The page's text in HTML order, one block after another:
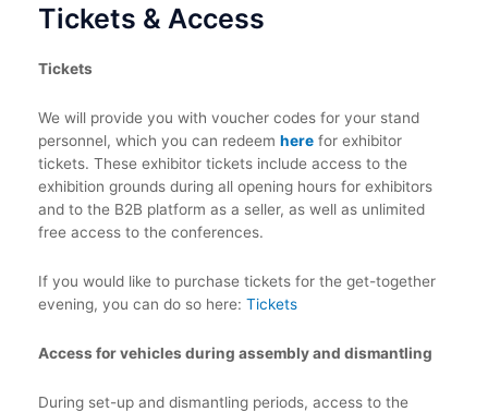
Tickets & Access
Tickets
We will provide you with voucher codes for your stand
personnel, which you can redeem here for exhibitor
tickets. These exhibitor tickets include access to the
exhibition grounds during all opening hours for exhibitors
and to the B2B platform as a seller, as well as unlimited
free access to the conferences.
If you would like to purchase tickets for the get-together
evening, you can do so here: Tickets
Access for vehicles during assembly and dismantling
During set-up and dismantling periods, access to the